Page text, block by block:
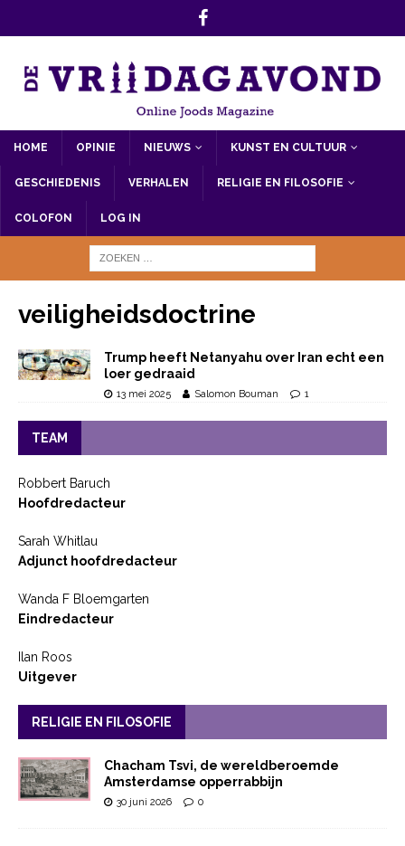
HOME OPINIE NIEUWS KUNST EN CULTUUR
GESCHIEDENIS VERHALEN RELIGIE EN FILOSOFIE
COLOFON LOG IN
veiligheidsdoctrine
Trump heeft Netanyahu over Iran echt een
loer gedraaid
13 mei 2025 Salomon Bouman 1
TEAM
Robbert Baruch
Hoofdredacteur
Sarah Whitlau
Adjunct hoofdredacteur
Wanda F Bloemgarten
Eindredacteur
Ilan Roos
Uitgever
RELIGIE EN FILOSOFIE
Chacham Tsvi, de wereldberoemde
Amsterdamse opperrabbijn
30 juni 2026 0